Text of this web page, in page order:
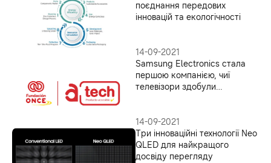
поєднання передових
інновацій та екологічності
14-09-2021
Samsung Electronics стала
першою компанією, чиї
телевізори здобули
Foundation
14-09-2021
Три інноваційні технології Neo
QLED для найкращого
досвіду перегляду